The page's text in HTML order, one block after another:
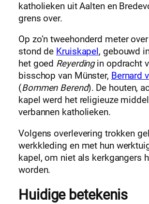
katholieken uit Aalten en
grens over.
Op zo’n tweehonderd meter
stond de Kruiskapel , gebouwd
het goed Reyerdingin opdracht
bisschop van Münster, Bernard
(Bommen Berend). De houten,
kapel werd het religieuze
verbannen katholieken.
Volgens overlevering trokken
werkkleding en met hun
kapel, om niet als kerkgangers
worden.
Huidige betekenis